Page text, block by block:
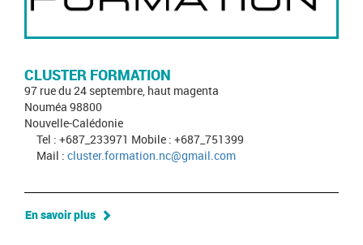
CLUSTER FORMATION
97 rue du 24 septembre, haut magenta
Nouméa 98800
Nouvelle-Calédonie
Tel : +687_233971 Mobile : +687_751399
Mail : cluster.formation.nc@gmail.com
En savoir plus